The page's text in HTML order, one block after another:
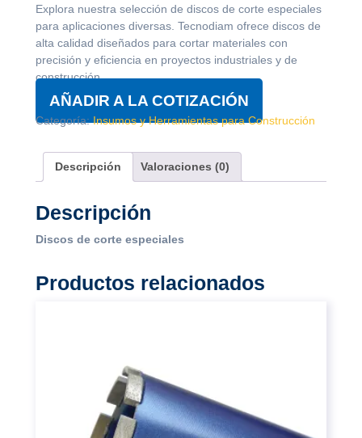
Explora nuestra selección de discos de corte especiales
para aplicaciones diversas. Tecnodiam ofrece discos de
alta calidad diseñados para cortar materiales con
precisión y eficiencia en proyectos industriales y de
construcción.
AÑADIR A LA COTIZACIÓN
Categoría:Insumos y Herramientas para Construcción
Descripción Valoraciones (0)
Descripción
Discos de corte especiales
Productos relacionados